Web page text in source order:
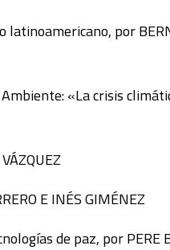
por
«La crisis
E INÉS GIMÉNEZ
de paz, por PERE